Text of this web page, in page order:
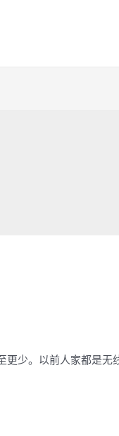
更少。以前人家都是无